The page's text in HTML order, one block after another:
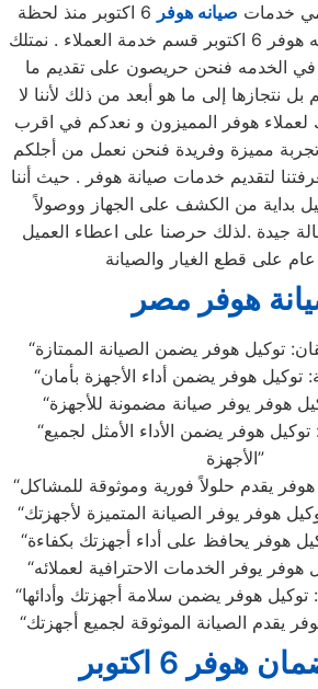
خدمات صيانه هوفر
6 اكتوبر منذ لحظة
اتصالكم بمركز صيانه هوفر 6 اكتوبر قسم خدمة العملاء . نمتلك
في الخدمه فنحن حريصون على تقديم ما
بل نتجازها إلى ما هو أبعد من ذلك لأننا لا
هوفر المميزون و نعدكم في اقرب
تجربة مميزة وفريدة فنحن نعمل من أجلكم
لتقديم خدمات صيانة هوفر . حيث أننا
بداية من الكشف على الجهاز ووصولاً
جيدة .لذلك حرصنا على اعطاء العميل
على قطع الغيار والصيانة
هوفر مصر
“تميز في الخدمة: توكيل هوفر يضمن الأداء الأمثل لجميع
الأجهزة”
6 اكتوبر